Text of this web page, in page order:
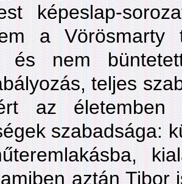
képeslap-
a
és nem
teljes
az
szabadsága:
aztán Tibor